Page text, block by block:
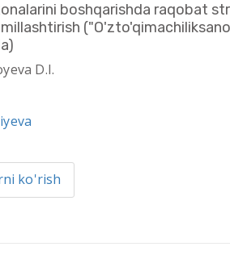
boshqarishda raqobat
D.I.
ko'rish